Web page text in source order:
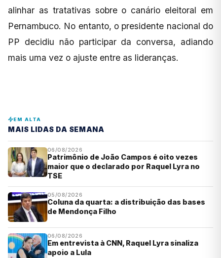
alinhar as tratativas sobre o canário eleitoral em
Pernambuco. No entanto, o presidente nacional do
PP decidiu não participar da conversa, adiando
mais uma vez o ajuste entre as lideranças.
EM ALTA
MAIS LIDAS DA SEMANA
06/08/2026
Patrimônio de João Campos é oito vezes
maior que o declarado por Raquel Lyra no
TSE
05/08/2026
Coluna da quarta: a distribuição das bases
de Mendonça Filho
06/08/2026
Em entrevista à CNN, Raquel Lyra sinaliza
apoio a Lula